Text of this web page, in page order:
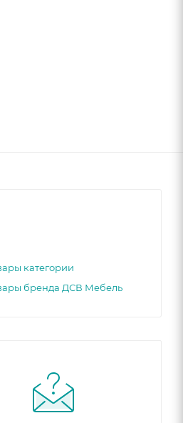
категории
бренда ДСВ Мебель